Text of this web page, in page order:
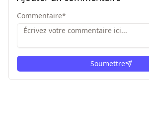
Commentaire*
Soumettre